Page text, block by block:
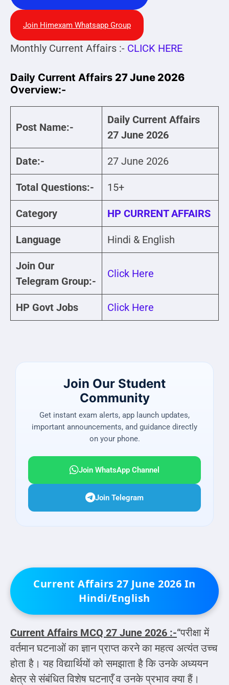
Join Himexam Whatsapp Group
Monthly Current Affairs :- CLICK HERE
Daily Current Affairs 27 June 2026
Overview:-
Post Name:-
Daily Current Affairs
27 June 2026
Date:- 27 June 2026
Total Questions:- 15+
Category HP CURRENT AFFAIRS
Language Hindi & English
Join Our
Telegram Group:-
Click Here
HP Govt Jobs Click Here
Join Our Student
Community
Get instant exam alerts, app launch updates,
important announcements, and guidance directly
on your phone.
Join WhatsApp Channel
Join Telegram
Current Affairs 27 June 2026 In
Hindi/English
Current Affairs MCQ 27 June 2026 :-“परीक्षा में
वर्तमान घटनाओं का ज्ञान प्राप्त करने का महत्व अत्यंत उच्च
होता है। यह विद्यार्थियों को समझाता है कि उनके अध्ययन
क्षेत्र से संबंधित विशेष घटनाएँ व उनके प्रभाव क्या हैं।